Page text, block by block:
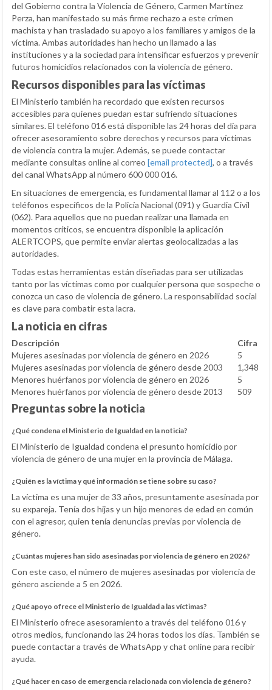
del Gobierno contra la Violencia de Género, Carmen Martínez
Perza, han manifestado su más firme rechazo a este crimen
machista y han trasladado su apoyo a los familiares y amigos de la
víctima. Ambas autoridades han hecho un llamado a las
instituciones y a la sociedad para intensificar esfuerzos y prevenir
futuros homicidios relacionados con la violencia de género.
Recursos disponibles para las víctimas
El Ministerio también ha recordado que existen recursos
accesibles para quienes puedan estar sufriendo situaciones
similares. El teléfono 016 está disponible las 24 horas del día para
ofrecer asesoramiento sobre derechos y recursos para víctimas
de violencia contra la mujer. Además, se puede contactar
mediante consultas online al correo [email protected], o a través
del canal WhatsApp al número 600 000 016.
En situaciones de emergencia, es fundamental llamar al 112 o a los
teléfonos específicos de la Policía Nacional (091) y Guardia Civil
(062). Para aquellos que no puedan realizar una llamada en
momentos críticos, se encuentra disponible la aplicación
ALERTCOPS, que permite enviar alertas geolocalizadas a las
autoridades.
Todas estas herramientas están diseñadas para ser utilizadas
tanto por las víctimas como por cualquier persona que sospeche o
conozca un caso de violencia de género. La responsabilidad social
es clave para combatir esta lacra.
La noticia en cifras
Descripción
Cifra
Mujeres asesinadas por violencia de género en 2026
5
Mujeres asesinadas por violencia de género desde 2003
1,348
Menores huérfanos por violencia de género en 2026
5
Menores huérfanos por violencia de género desde 2013
509
Preguntas sobre la noticia
¿Qué condena el Ministerio de Igualdad en la noticia?
El Ministerio de Igualdad condena el presunto homicidio por
violencia de género de una mujer en la provincia de Málaga.
¿Quién es la víctima y qué información se tiene sobre su caso?
La víctima es una mujer de 33 años, presuntamente asesinada por
su expareja. Tenía dos hijas y un hijo menores de edad en común
con el agresor, quien tenía denuncias previas por violencia de
género.
¿Cuántas mujeres han sido asesinadas por violencia de género en 2026?
Con este caso, el número de mujeres asesinadas por violencia de
género asciende a 5 en 2026.
¿Qué apoyo ofrece el Ministerio de Igualdad a las víctimas?
El Ministerio ofrece asesoramiento a través del teléfono 016 y
otros medios, funcionando las 24 horas todos los días. También se
puede contactar a través de WhatsApp y chat online para recibir
ayuda.
¿Qué hacer en caso de emergencia relacionada con violencia de género?